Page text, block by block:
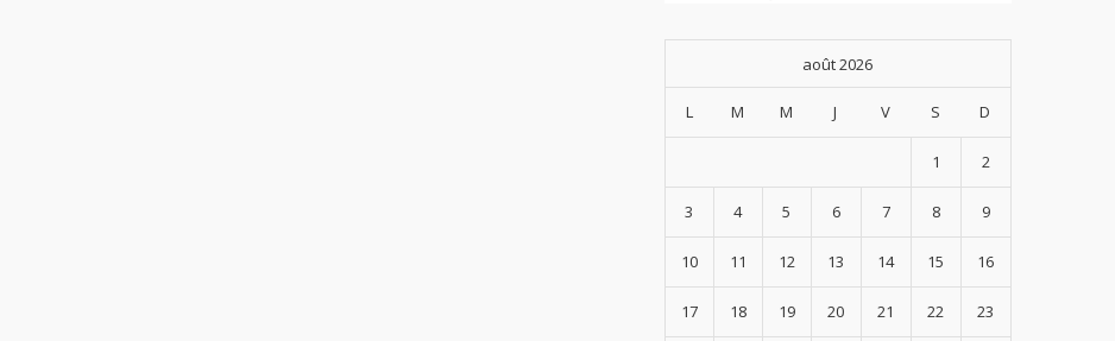
août 2026
L M M J V S D
1 2
3 4 5 6 7 8 9
10 11 12 13 14 15 16
17 18 19 20 21 22 23